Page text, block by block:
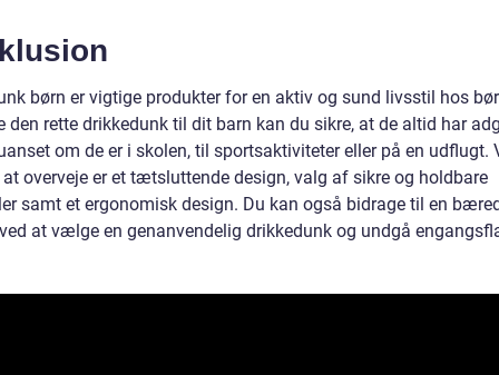
børn er vigtige produkter for en aktiv og sund livsstil hos
den rette drikkedunk til dit barn kan du sikre, at de altid har
om de er i skolen, til sportsaktiviteter eller på en udflugt.
overveje er et tætsluttende design, valg af sikre og holdbare
samt et ergonomisk design. Du kan også bidrage til en
at vælge en genanvendelig drikkedunk og undgå